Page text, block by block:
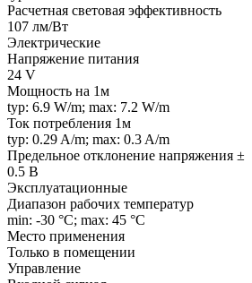
Расчетная световая эффективность
107 лм/Вт
Электрические
Напряжение питания
24 V
Мощность на 1м
typ: 6.9 W/m; max: 7.2 W/m
Ток потребления 1м
typ: 0.29 A/m; max: 0.3 A/m
Предельное отклонение напряжения ±
0.5 В
Эксплуатационные
Диапазон рабочих температур
min: -30 °C; max: 45 °C
Место применения
Только в помещении
Управление